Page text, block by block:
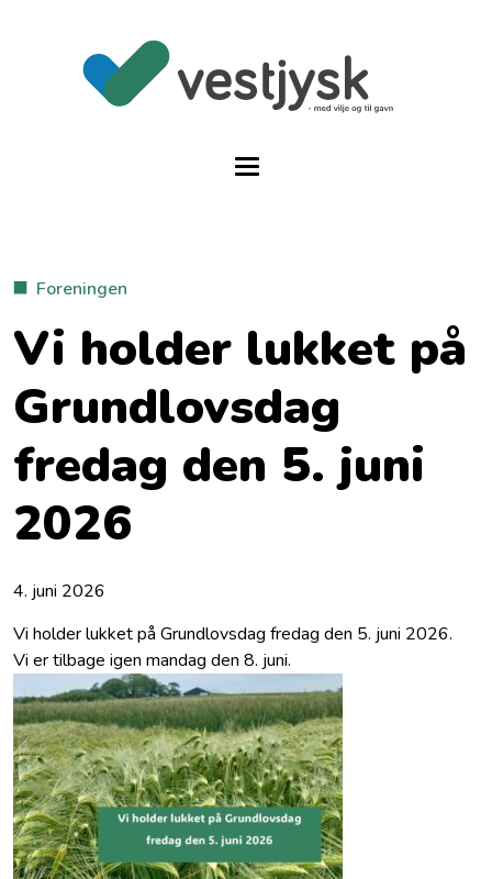
Foreningen
Vi holder lukket på
Grundlovsdag
fredag den 5. juni
2026
4. juni 2026
Vi holder lukket på Grundlovsdag fredag den 5. juni 2026.
Vi er tilbage igen mandag den 8. juni.